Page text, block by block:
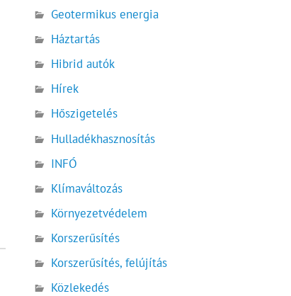
Geotermikus energia
Háztartás
Hibrid autók
Hírek
Hőszigetelés
Hulladékhasznosítás
INFÓ
Klímaváltozás
Környezetvédelem
Korszerűsítés
Korszerűsítés, felújítás
Közlekedés